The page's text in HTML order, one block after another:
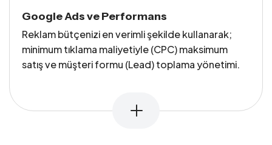
Google Ads ve Performans
Reklam bütçenizi en verimli şekilde kullanarak;
minimum tıklama maliyetiyle (CPC) maksimum
satış ve müşteri formu (Lead) toplama yönetimi.